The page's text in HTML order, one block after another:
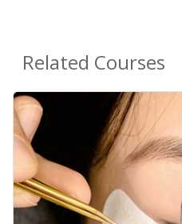
Related Courses